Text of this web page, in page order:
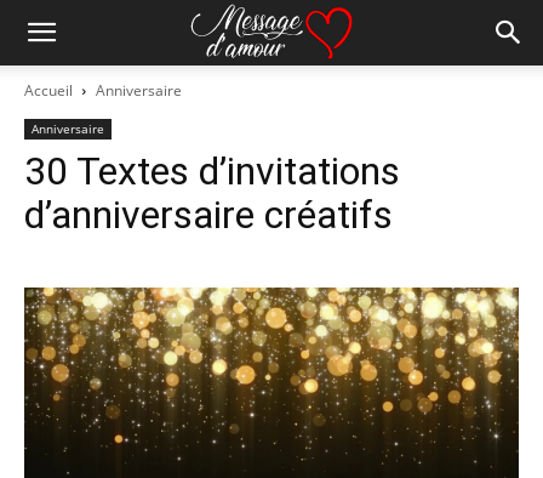
Accueil Anniversaire
Anniversaire
30 Textes d’invitations
d’anniversaire créatifs